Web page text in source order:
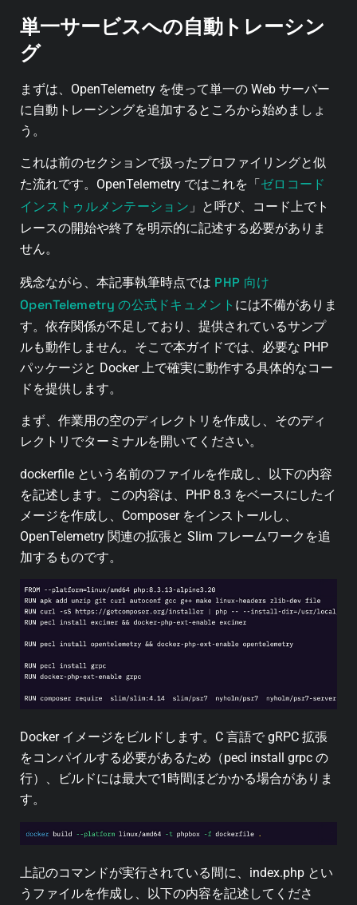
単一サービスへの自動トレーシン
グ
まずは、OpenTelemetry を使って単一の Web サーバー
に自動トレーシングを追加するところから始めましょ
う。
これは前のセクションで扱ったプロファイリングと似
た流れです。OpenTelemetry ではこれを「 ゼロコード
インストゥルメンテーション 」と呼び、コード上でト
レースの開始や終了を明示的に記述する必要がありま
せん。
残念ながら、本記事執筆時点では PHP 向け
OpenTelemetry の公式ドキュメント には不備がありま
す。依存関係が不足しており、提供されているサンプ
ルも動作しません。そこで本ガイドでは、必要な PHP
パッケージと Docker 上で確実に動作する具体的なコー
ドを提供します。
まず、作業用の空のディレクトリを作成し、そのディ
レクトリでターミナルを開いてください。
dockerfile という名前のファイルを作成し、以下の内容
を記述します。この内容は、PHP 8.3 をベースにしたイ
メージを作成し、Composer をインストールし、
OpenTelemetry 関連の拡張と Slim フレームワークを追
加するものです。
Docker イメージをビルドします。C 言語で gRPC 拡張
をコンパイルする必要があるため（pecl install grpc の
行）、ビルドには最大で1時間ほどかかる場合がありま
す。
上記のコマンドが実行されている間に、index.php とい
うファイルを作成し、以下の内容を記述してくださ